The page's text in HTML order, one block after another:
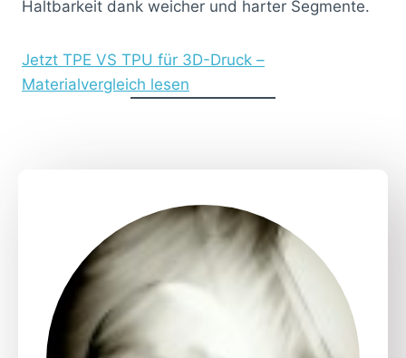
Haltbarkeit dank weicher und harter Segmente.
Jetzt TPE VS TPU für 3D-Druck –
Materialvergleich lesen